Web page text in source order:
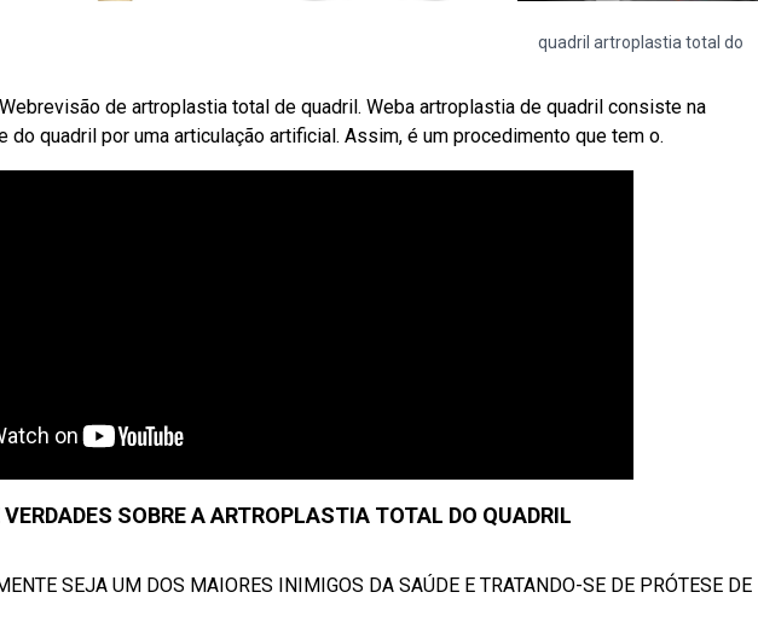
quadril artroplastia total do
de artroplastia total de quadril. Weba artroplastia de quadril consiste na
do quadril por uma articulação artificial. Assim, é um procedimento que tem o.
SOBRE A ARTROPLASTIA TOTAL DO QUADRIL
SEJA UM DOS MAIORES INIMIGOS DA SAÚDE E TRATANDO-SE DE PRÓTESE DE